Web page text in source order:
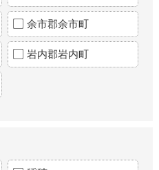
余市郡余市町
岩内郡岩内町